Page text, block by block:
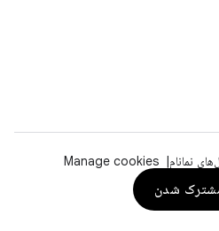
نمانام
Manage cookies
شدن